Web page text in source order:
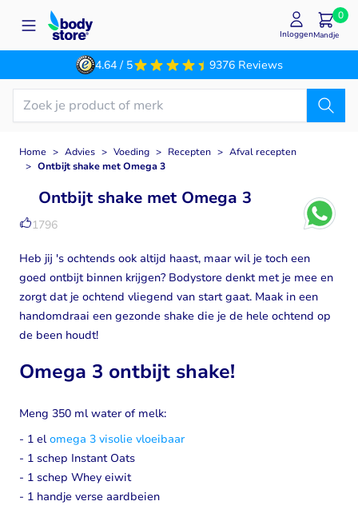
Ga naar de inhoud
4.64 / 5 9376 Reviews
InloggenMandje
0
Home > Advies > Voeding > Recepten > Afval recepten
> Ontbijt shake met Omega 3
Ontbijt shake met Omega 3
1796
Heb jij 's ochtends ook altijd haast, maar wil je toch een
goed ontbijt binnen krijgen? Bodystore denkt met je mee en
zorgt dat je ochtend vliegend van start gaat. Maak in een
handomdraai een gezonde shake die je de hele ochtend op
de been houdt!
Omega 3 ontbijt shake!
Meng 350 ml water of melk:
- 1 elomega 3 visolie vloeibaar
- 1 schep Instant Oats
- 1 schep Whey eiwit
- 1 handje verse aardbeien